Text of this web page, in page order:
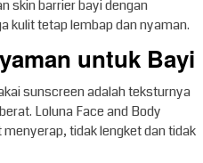
skin barrier bayi dengan
kulit tetap lembap dan nyaman.
untuk Bayi
sunscreen adalah teksturnya
Loluna Face and Body
tidak lengket dan tidak